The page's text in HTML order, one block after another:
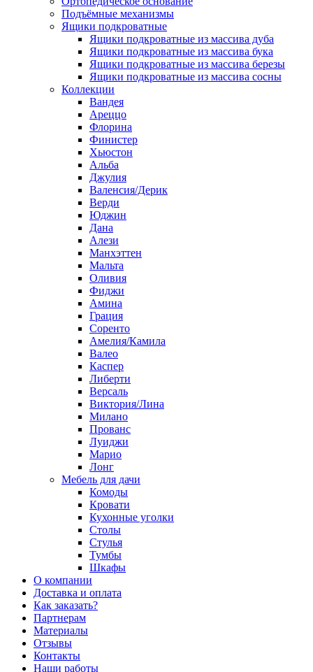
Подъёмные механизмы
Ящики подкроватные
Ящики подкроватные из массива дуба
Ящики подкроватные из массива бука
Ящики подкроватные из массива березы
Ящики подкроватные из массива сосны
Коллекции
Вандея
Ареццо
Флорина
Финистер
Хьюстон
Альба
Джулия
Валенсия/Дерик
Верди
Юджин
Дана
Алези
Манхэттен
Мальта
Оливия
Фиджи
Амина
Грация
Соренто
Амелия/Камила
Валео
Каспер
Либерти
Версаль
Виктория/Лина
Милано
Прованс
Луиджи
Марио
Лонг
Мебель для дачи
Комоды
Кровати
Кухонные уголки
Столы
Стулья
Тумбы
Шкафы
О компании
Доставка и оплата
Как заказать?
Партнерам
Материалы
Отзывы
Контакты
Наши работы